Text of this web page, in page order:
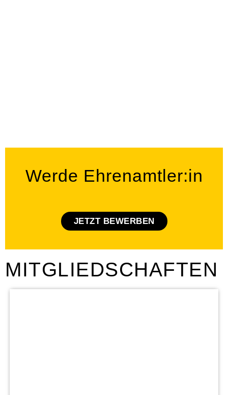
Werde Ehrenamtler:in
JETZT BEWERBEN
MITGLIEDSCHAFTEN